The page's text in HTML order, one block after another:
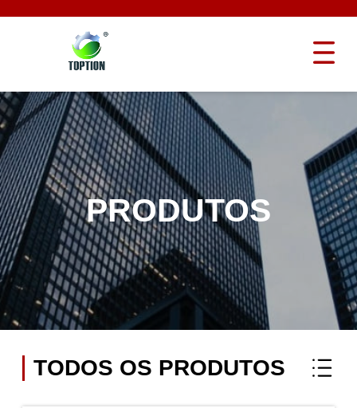
PRODUTOS
TODOS OS PRODUTOS